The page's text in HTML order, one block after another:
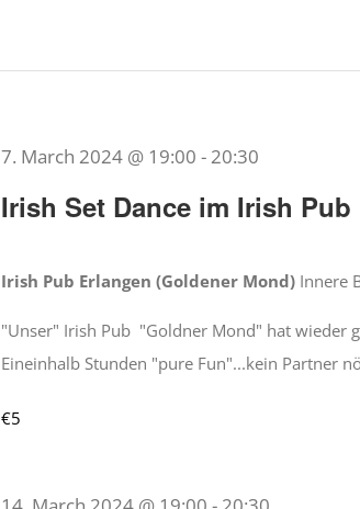
Irish Set Dance im Irish
7. March 2024 @ 19:00 - 20:30
Irish Pub Erlangen (Goldener Mond) Innere
"Unser" Irish Pub "Goldner Mond" hat wieder
Eineinhalb Stunden "pure Fun"...kein Partner
€5